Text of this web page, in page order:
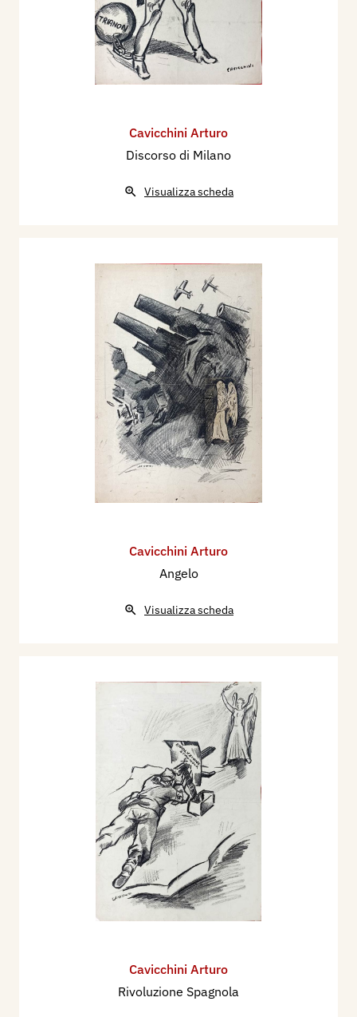
Cavicchini Arturo
Discorso di Milano
Visualizza scheda
Cavicchini Arturo
Angelo
Visualizza scheda
Cavicchini Arturo
Rivoluzione Spagnola